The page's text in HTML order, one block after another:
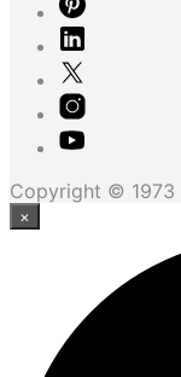
Copyright © 1973
×